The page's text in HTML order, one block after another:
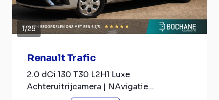
1/25
Renault Trafic
2.0 dCi 130 T30 L2H1 Luxe
Achteruitrijcamera | NAvigatie...